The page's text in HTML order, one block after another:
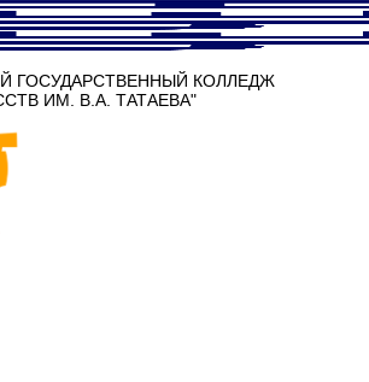
ГОСУДАРСТВЕННЫЙ КОЛЛЕДЖ
ИМ. В.А. ТАТАЕВА"